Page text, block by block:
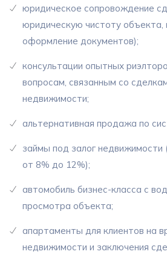
юридическое сопровождение
юридическую чистоту объекта,
оформление документов);
консультации опытных
вопросам, связанным со
недвижимости;
альтернативная продажа по
займы под залог недвижимости
от 8% до 12%);
автомобиль бизнес-класса с
просмотра объекта;
апартаменты для клиентов на
недвижимости и заключения